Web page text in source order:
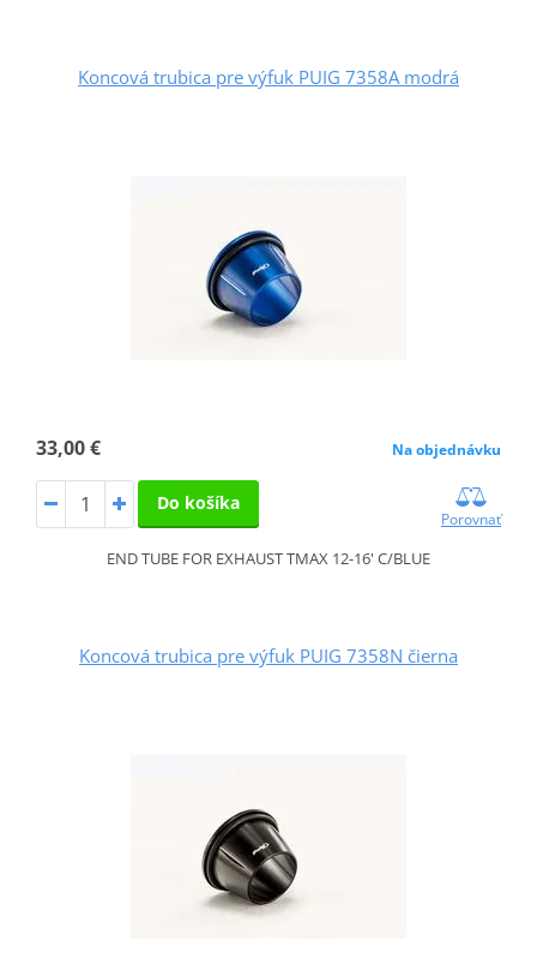
Koncová trubica pre výfuk PUIG 7358A modrá
33,00 € Na objednávku
Do košíka
Porovnať
END TUBE FOR EXHAUST TMAX 12-16' C/BLUE
Koncová trubica pre výfuk PUIG 7358N čierna